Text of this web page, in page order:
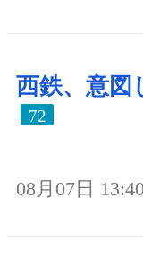
西鉄、意図
72
08月07日 13:40